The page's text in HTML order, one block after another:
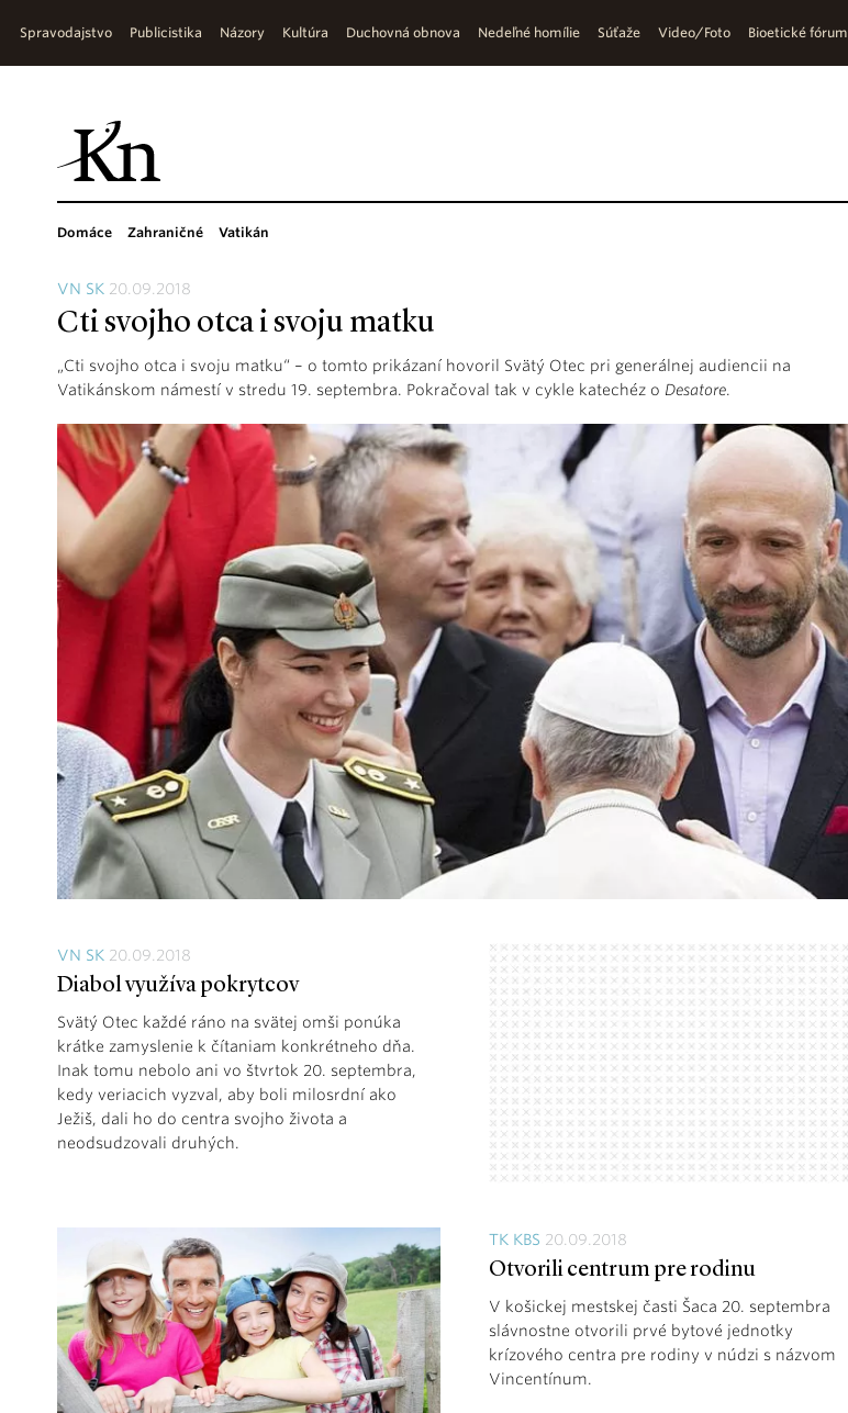
Spravodajstvo Publicistika Názory Kultúra Duchovná obnova Nedeľné homílie Súťaže Video/Foto Bioetické fórum
Domáce Zahraničné Vatikán
VN SK 20.09.2018
Cti svojho otca i svoju matku
„Cti svojho otca i svoju matku“ – o tomto prikázaní hovoril Svätý Otec pri generálnej audiencii na
Vatikánskom námestí v stredu 19. septembra. Pokračoval tak v cykle katechéz o Desatore.
VN SK 20.09.2018
Diabol využíva pokrytcov
Svätý Otec každé ráno na svätej omši ponúka
krátke zamyslenie k čítaniam konkrétneho dňa.
Inak tomu nebolo ani vo štvrtok 20. septembra,
kedy veriacich vyzval, aby boli milosrdní ako
Ježiš, dali ho do centra svojho života a
neodsudzovali druhých.
TK KBS 20.09.2018
Otvorili centrum pre rodinu
V košickej mestskej časti Šaca 20. septembra
slávnostne otvorili prvé bytové jednotky
krízového centra pre rodiny v núdzi s názvom
Vincentínum.